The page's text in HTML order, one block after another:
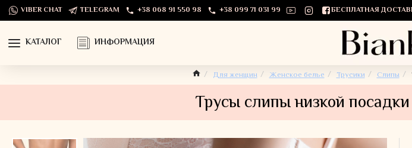
VIBER CHAT TELEGRAM +38 068 91 550 98 +38 099 71 031 99 БЕСПЛАТНАЯ
КАТАЛОГ ИНФОРМАЦИЯ
Для женщин Женское белье Трусики Слипы
Трусы слипы низкой